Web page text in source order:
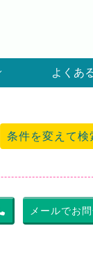
よくあ
条件を変えて検
メールでお